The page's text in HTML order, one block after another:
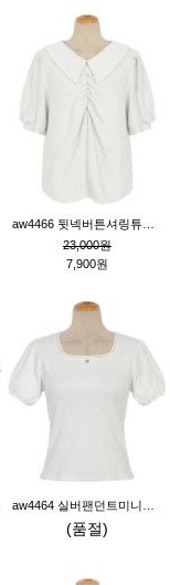
23,000원
7,900원
(품절)